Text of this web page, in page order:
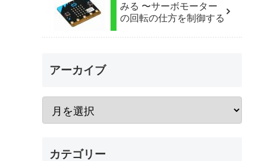
みる 〜サーボモーター
の回転の仕方を制御する
アーカイブ
カテゴリー